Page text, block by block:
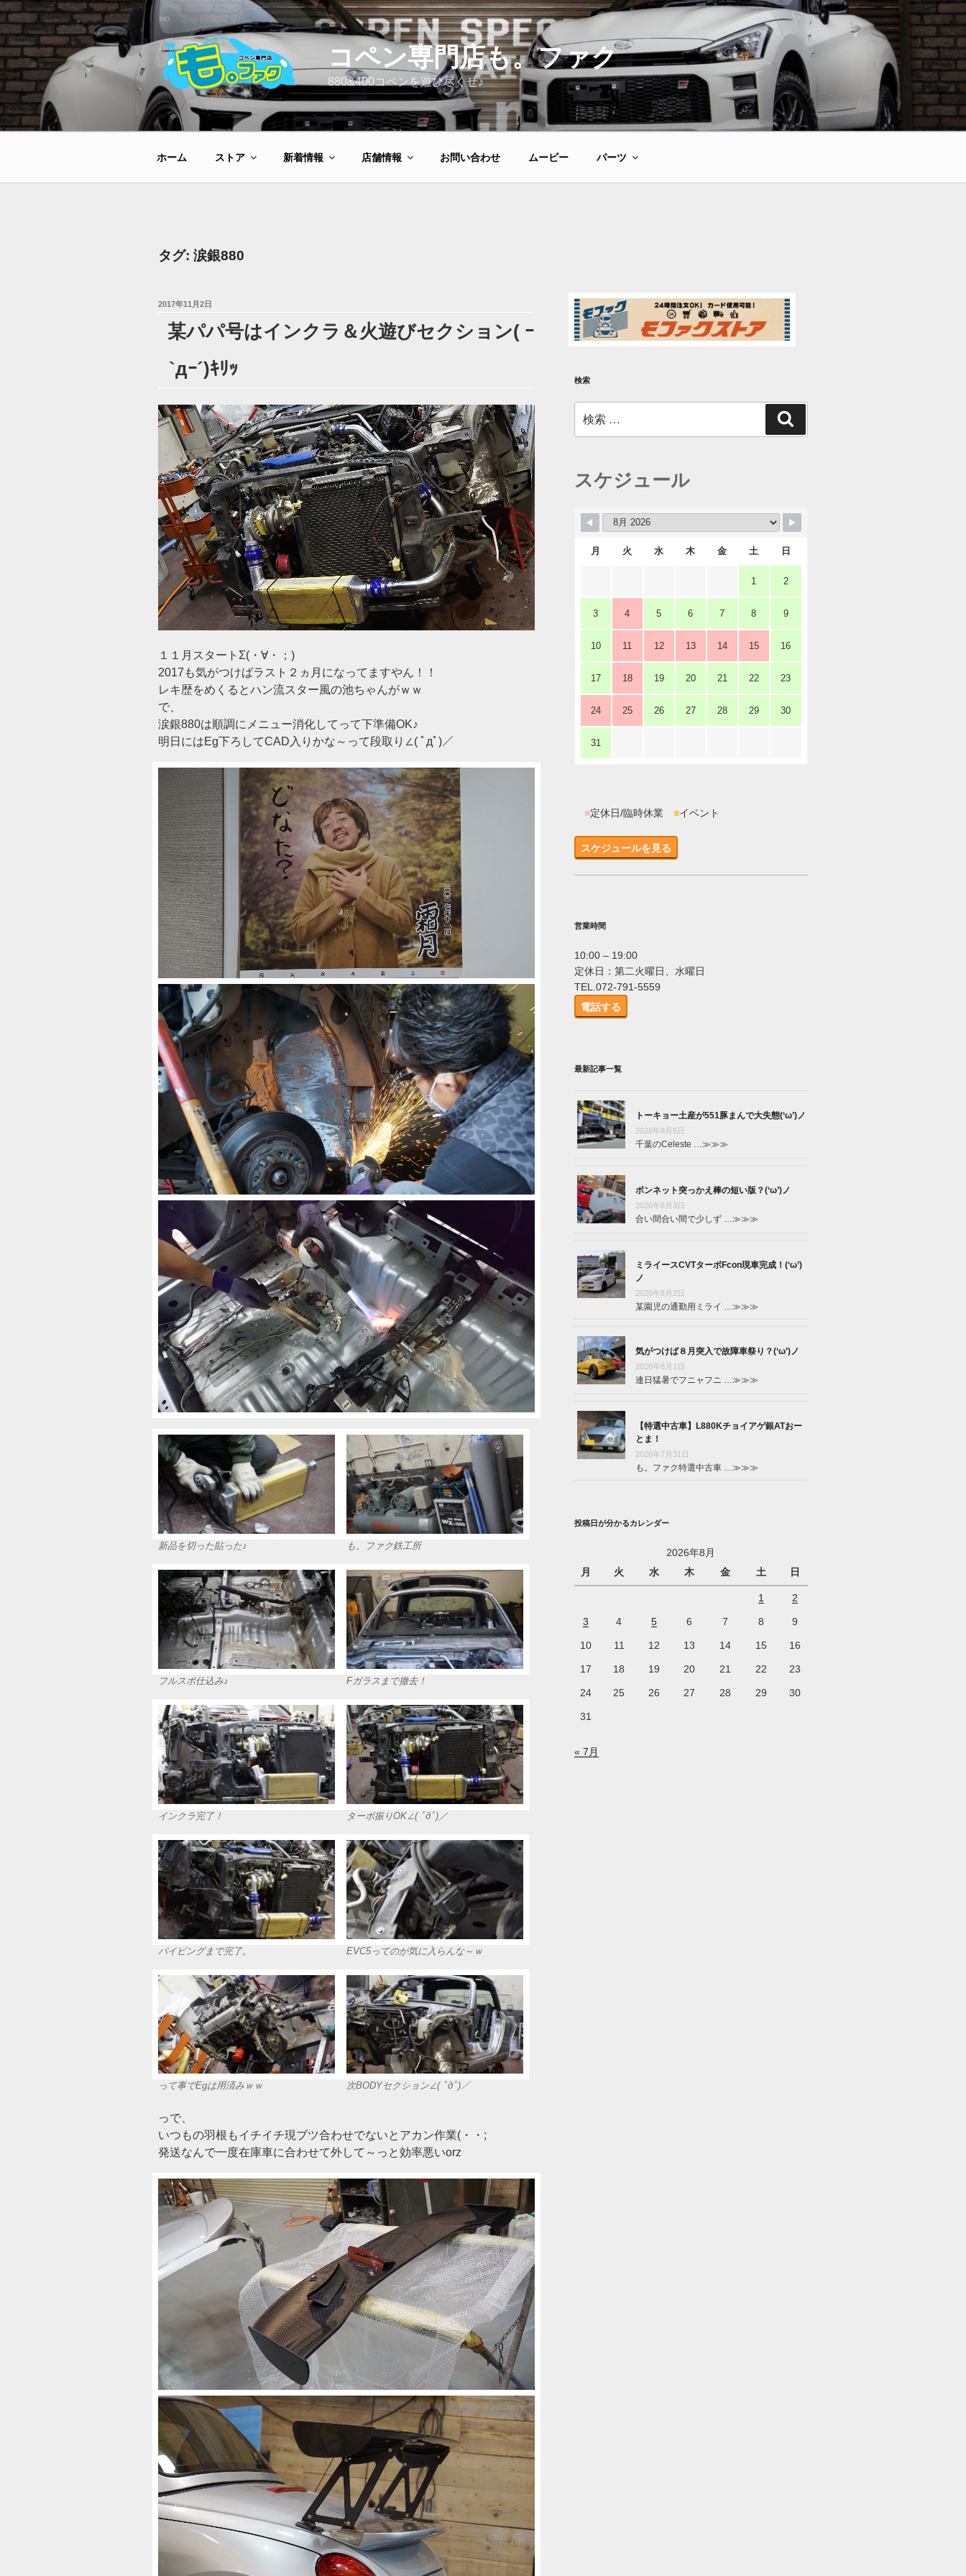
コ
ン
テ
ン
ツ
へ
ス
キ
コペン専門店も。ファク
880&400コペンを遊び尽くせ♪
ホーム ストア 新着情報 店舗情報 お問い合わせ ムービー パーツ
タグ: 涙銀880
投
2017年11月2日
某パパ号はインクラ＆火遊びセクション( ｰ
`дｰ´)ｷﾘｯ
１１月スタートΣ(・∀・；)
2017も気がつけばラスト２ヵ月になってますやん！！
レキ歴をめくるとハン流スター風の池ちゃんがｗｗ
で、
涙銀880は順調にメニュー消化してって下準備OK♪
明日にはEg下ろしてCAD入りかな～って段取り∠( ﾟдﾟ)／
新品を切った貼った♪ も。ファク鉄工所
フルスポ仕込み♪ Fガラスまで撤去！
インクラ完了！ ターボ振りOK∠( ﾟдﾟ)／
パイピングまで完了。 EVC5ってのが気に入らんな～ｗ
って事でEgは用済みｗｗ 次BODYセクション∠( ﾟдﾟ)／
っで、
いつもの羽根もイチイチ現ブツ合わせでないとアカン作業(・・;
発送なんで一度在庫車に合わせて外して～っと効率悪いorz
検索
索:
索
スケジュール
月 火 水 木 金 土 日
1 2
3 4 5 6 7 8 9
10 11 12 13 14 15 16
17 18 19 20 21 22 23
24 25 26 27 28 29 30
31
■定休日/臨時休業 ■イベント
スケジュールを見る
営業時間
10:00 – 19:00
定休日：第二火曜日、水曜日
TEL.072-791-5559
電話する
最新記事一覧
トーキョー土産が551豚まんで大失態(‘ω’)ノ
2026年8月5日
千葉のCeleste …≫≫≫
ボンネット突っかえ棒の短い版？(‘ω’)ノ
2026年8月3日
合い間合い間で少しず …≫≫≫
ミライースCVTターボFcon現車完成！(‘ω’)
ノ
2026年8月2日
某園児の通勤用ミライ …≫≫≫
気がつけば８月突入で故障車祭り？(‘ω’)ノ
2026年8月1日
連日猛暑でフニャフニ …≫≫≫
【特選中古車】L880Kチョイアゲ銀ATおー
とま！
2026年7月31日
も。ファク特選中古車 …≫≫≫
投稿日が分かるカレンダー
2026年8月
月
火 水 木 金 土 日
1 2
3 4 5 6 7 8 9
10 11 12 13 14 15 16
17 18 19 20 21 22 23
24 25 26 27 28 29 30
31
« 7月